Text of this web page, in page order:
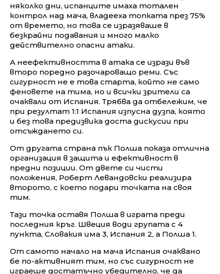
няколко дни, испанците имаха тотален
контрол над мача, владееха топката през 75%
от времето, но това се изразяваше в
безкрайни подавания и много малко
действително опасни атаки.
А неефективността в атака се изрази във
второ поредно разочароващо реми. Със
сигурност не е това старта, който не само
феновете на тима, но и всички зрители са
очаквали от Испания. Трябва да отбележим, че
при резултат 1:1 Испания изпусна дузпа, която
и без това предизвика доста дискусии при
отсъждането си.
От другата страна пък Полша показа отлична
организация в защита и ефективност в
предни позиции. От двете си чисти
положения, Роберт Левандовски реализира
второто, с което подари точката на своя
тим.
Тази точка оставя Полша в играта преди
последния кръг. Швеция води групата с 4
пункта, Словакия има 3, Испания 2, а Полша 1.
От самото начало на мача Испания очаквано
бе по-активният тим, но със сигурност не
играеше достатъчно убедително, че да